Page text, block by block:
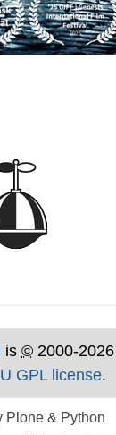
is ©2000-
GPL license.
Plone & Python